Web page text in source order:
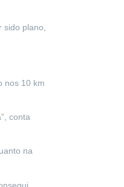
plano,
nos 10 km
conta
na